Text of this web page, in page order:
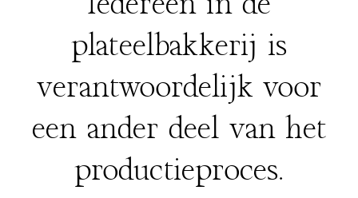
plateelbakkerij is
verantwoordelijk voor
een ander deel van het
productieproces.